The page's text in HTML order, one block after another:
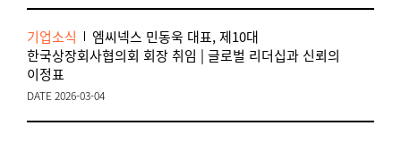
기업소식
엠씨넥스 민동욱 대표, 제10대
한국상장회사협의회 회장 취임 | 글로벌 리더십과 신뢰의
이정표
DATE 2026-03-04